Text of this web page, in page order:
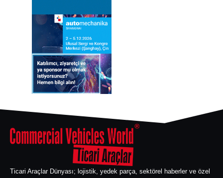
Ticari Araçlar Dünyası; lojistik, yedek parça, sektörel haberler ve özel